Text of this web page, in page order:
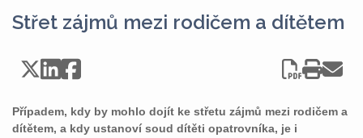
Střet zájmů mezi rodičem a dítětem
Případem, kdy by mohlo dojít ke střetu zájmů mezi rodičem a
dítětem, a kdy ustanoví soud dítěti opatrovníka, je i